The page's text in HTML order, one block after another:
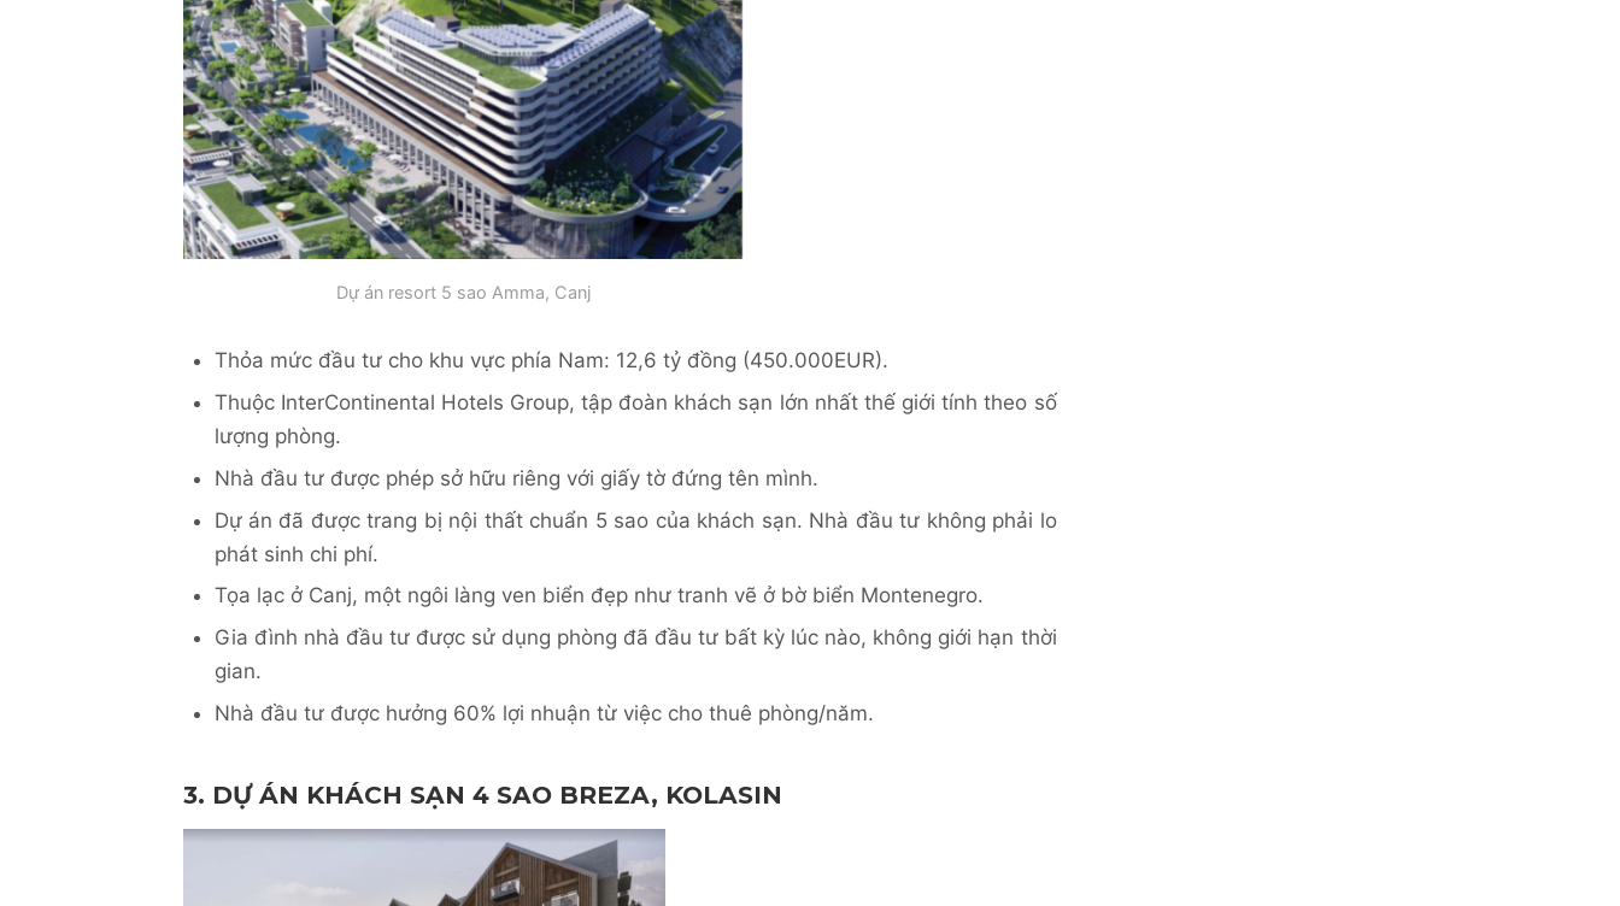
Dự án resort 5 sao Amma, Canj
Thỏa mức đầu tư cho khu vực phía Nam: 12,6 tỷ đồng (450.000EUR).
Thuộc InterContinental Hotels Group, tập đoàn khách sạn lớn nhất thế giới tính theo số
lượng phòng.
Nhà đầu tư được phép sở hữu riêng với giấy tờ đứng tên mình.
Dự án đã được trang bị nội thất chuẩn 5 sao của khách sạn. Nhà đầu tư không phải lo
phát sinh chi phí.
Tọa lạc ở Canj, một ngôi làng ven biển đẹp như tranh vẽ ở bờ biển Montenegro.
Gia đình nhà đầu tư được sử dụng phòng đã đầu tư bất kỳ lúc nào, không giới hạn thời
gian.
Nhà đầu tư được hưởng 60% lợi nhuận từ việc cho thuê phòng/năm.
3. DỰ ÁN KHÁCH SẠN 4 SAO BREZA, KOLASIN